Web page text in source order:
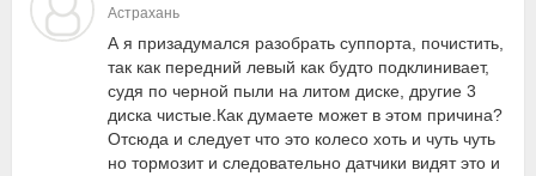
Астрахань
А я призадумался разобрать суппорта, почистить,
так как передний левый как будто подклинивает,
судя по черной пыли на литом диске, другие 3
диска чистые.Как думаете может в этом причина?
Отсюда и следует что это колесо хоть и чуть чуть
но тормозит и следовательно датчики видят это и